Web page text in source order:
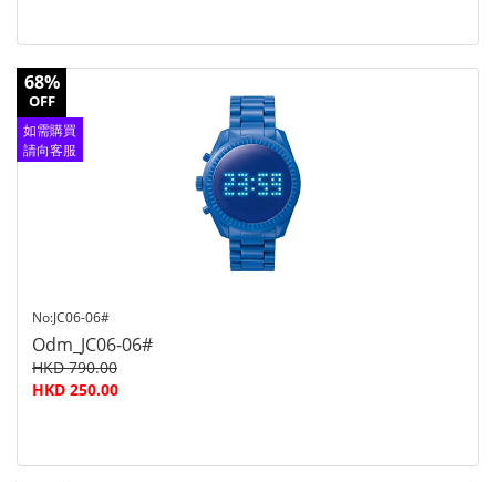
68%
OFF
如需購買
請向客服
No:JC06-06#
Odm_JC06-06#
HKD 790.00
HKD 250.00